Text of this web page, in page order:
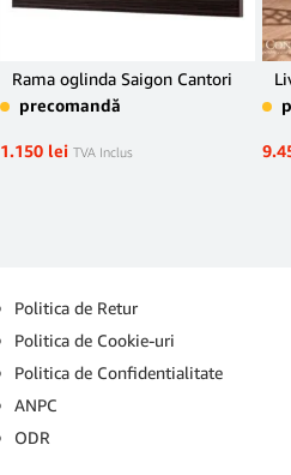
Rama oglinda Saigon Cantori
precomandă
1.150 lei TVA Inclus
Politica de Retur
Politica de Cookie-uri
Politica de Confidentialitate
ANPC
ODR